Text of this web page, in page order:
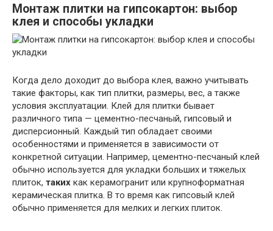
Монтаж плитки на гипсокартон: выбор
клея и способы укладки
Когда дело доходит до выбора клея, важно учитывать
такие факторы, как тип плитки, размеры, вес, а также
условия эксплуатации. Клей для плитки бывает
различного типа — цементно-песчаный, гипсовый и
дисперсионный. Каждый тип обладает своими
особенностями и применяется в зависимости от
конкретной ситуации. Например, цементно-песчаный клей
обычно используется для укладки больших и тяжелых
плиток, таких как керамогранит или крупноформатная
керамическая плитка. В то время как гипсовый клей
обычно применяется для мелких и легких плиток.